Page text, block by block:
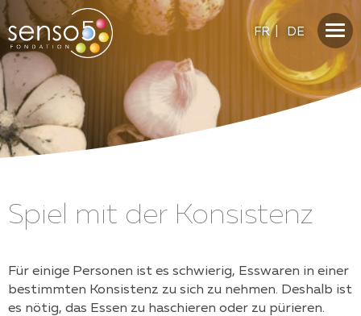
FR DE
Spiel mit der Konsistenz
Für einige Personen ist es schwierig, Esswaren in einer
bestimmten Konsistenz zu sich zu nehmen. Deshalb ist
es nötig, das Essen zu haschieren oder zu pürieren.